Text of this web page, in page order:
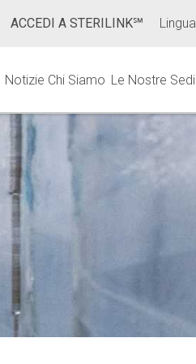
ACCEDI A STERILINK℠ Lingua
Notizie Chi Siamo Le Nostre Sedi